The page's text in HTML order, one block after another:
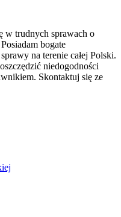
w trudnych sprawach o
bogate
na terenie całej Polski.
niedogodności
Skontaktuj się ze